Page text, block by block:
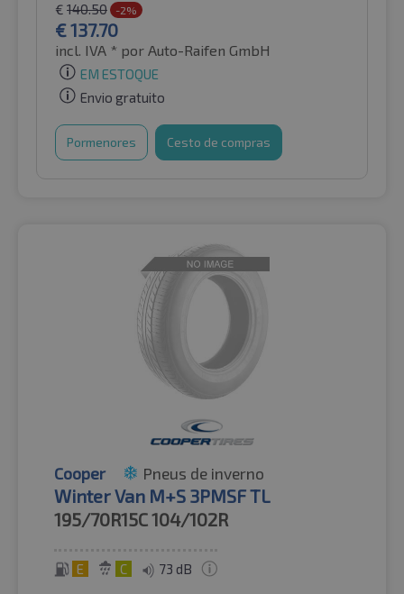
€ 140.50 -2%
€137.70
incl. IVA * por Auto-Raifen GmbH
EM ESTOQUE
Envio gratuito
Pormenores Cesto de compras
Cooper Pneus de inverno
Winter Van M+S 3PMSF TL
195/70R15C104/102R
E C 73 dB